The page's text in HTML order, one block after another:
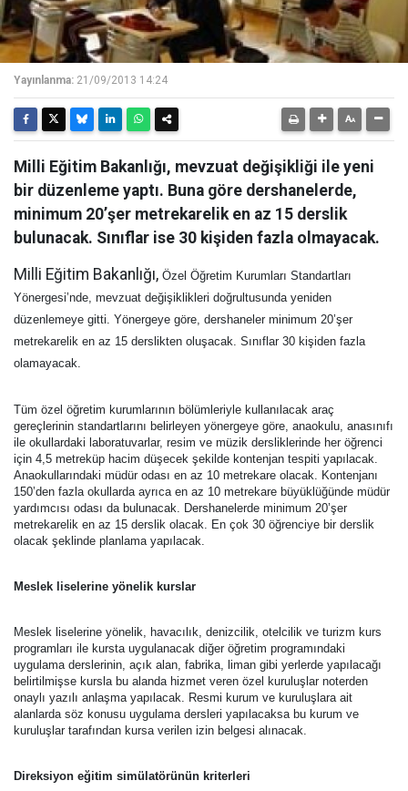
Yayınlanma: 21/09/2013 14:24
Milli Eğitim Bakanlığı, mevzuat değişikliği ile yeni
bir düzenleme yaptı. Buna göre dershanelerde,
minimum 20’şer metrekarelik en az 15 derslik
bulunacak. Sınıflar ise 30 kişiden fazla olmayacak.
Milli Eğitim Bakanlığı, Özel Öğretim Kurumları Standartları
Yönergesi’nde, mevzuat değişiklikleri doğrultusunda yeniden
düzenlemeye gitti. Yönergeye göre, dershaneler minimum 20’şer
metrekarelik en az 15 derslikten oluşacak. Sınıflar 30 kişiden fazla
olamayacak.
Tüm özel öğretim kurumlarının bölümleriyle kullanılacak araç
gereçlerinin standartlarını belirleyen yönergeye göre, anaokulu, anasınıfı
ile okullardaki laboratuvarlar, resim ve müzik dersliklerinde her öğrenci
için 4,5 metreküp hacim düşecek şekilde kontenjan tespiti yapılacak.
Anaokullarındaki müdür odası en az 10 metrekare olacak. Kontenjanı
150’den fazla okullarda ayrıca en az 10 metrekare büyüklüğünde müdür
yardımcısı odası da bulunacak. Dershanelerde minimum 20’şer
metrekarelik en az 15 derslik olacak. En çok 30 öğrenciye bir derslik
olacak şeklinde planlama yapılacak.
Meslek liselerine yönelik kurslar
Meslek liselerine yönelik, havacılık, denizcilik, otelcilik ve turizm kurs
programları ile kursta uygulanacak diğer öğretim programındaki
uygulama derslerinin, açık alan, fabrika, liman gibi yerlerde yapılacağı
belirtilmişse kursla bu alanda hizmet veren özel kuruluşlar noterden
onaylı yazılı anlaşma yapılacak. Resmi kurum ve kuruluşlara ait
alanlarda söz konusu uygulama dersleri yapılacaksa bu kurum ve
kuruluşlar tarafından kursa verilen izin belgesi alınacak.
Direksiyon eğitim simülatörünün kriterleri